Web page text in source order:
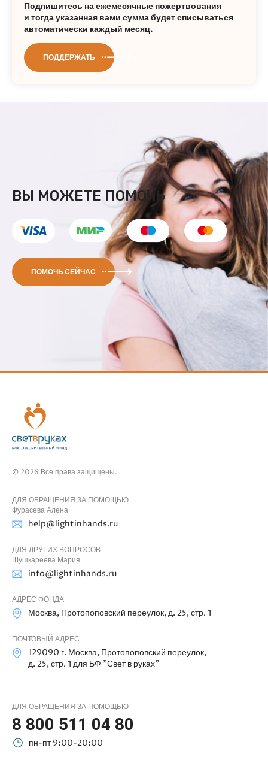
Подпишитесь на ежемесячные пожертвования
и тогда указанная вами сумма будет списываться
автоматически каждый месяц.
ПОДДЕРЖАТЬ
ВЫ МОЖЕТЕ ПОМОЧЬ
ПОМОЧЬ СЕЙЧАС
© 2026 Все права защищены.
ДЛЯ ОБРАЩЕНИЯ ЗА ПОМОЩЬЮ
Фурасева Алена
help@lightinhands.ru
ДЛЯ ДРУГИХ ВОПРОСОВ
Шушкареева Мария
info@lightinhands.ru
АДРЕС ФОНДА
Москва, Протопоповский переулок, д. 25, стр. 1
ПОЧТОВЫЙ АДРЕС
129090 г. Москва, Протопоповский переулок,
д. 25, стр. 1 для БФ "Свет в руках"
ДЛЯ ОБРАЩЕНИЯ ЗА ПОМОЩЬЮ
8 800 511 04 80
пн-пт 9:00-20:00